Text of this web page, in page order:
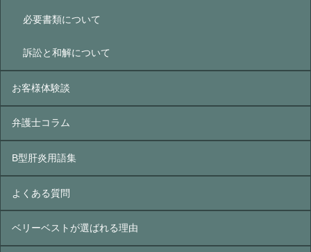
必要書類について
訴訟と和解について
お客様体験談
弁護士コラム
B型肝炎⽤語集
よくある質問
ベリーベストが選ばれる理由